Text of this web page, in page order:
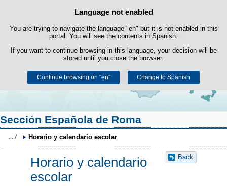
Cookie Policy
This website uses its own cookies to facilitate browsing and third-party
cookies to obtain usage and satisfaction statistics.
You can get more information in the "Cookies" section of ourlegal
notice.
Accept Reject
Language not enabled
You are trying to navigate the language "en" but it is not enabled in this
portal. You will see the contents in Spanish.
If you want to continue browsing in this language, your decision will be
stored until you close the browser.
Continue browsing on "en" Change to Spanish
Skip to content
Sección Española de Roma
Horario y calendario escolar
Back
Horario y calendario
escolar